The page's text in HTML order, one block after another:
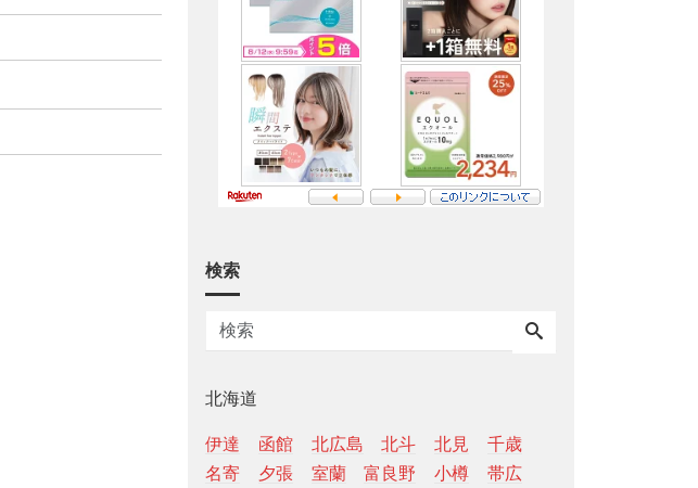
検索
北海道
伊達 函館 北広島 北斗 北見
千歳
名寄
夕張 室蘭 富良野 小樽
帯広